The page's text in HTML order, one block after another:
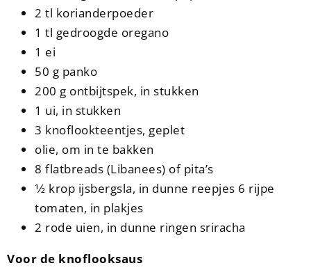
2 tl korianderpoeder
1 tl gedroogde oregano
1 ei
50 g panko
200 g ontbijtspek, in stukken
1 ui, in stukken
3 knoflookteentjes, geplet
olie, om in te bakken
8 flatbreads (Libanees) of pita’s
1⁄2 krop ijsbergsla, in dunne reepjes 6 rijpe
tomaten, in plakjes
2 rode uien, in dunne ringen sriracha
Voor de knoflooksaus